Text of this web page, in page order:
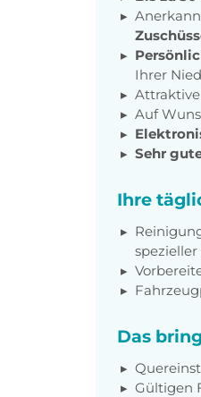
Ihrer
Attraktive
Auf
Sehr
Ihre
Das
Gültigen